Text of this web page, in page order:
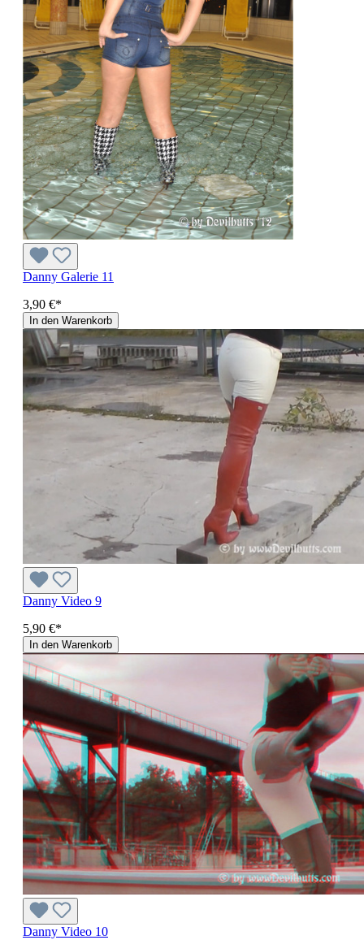
Danny Galerie 11
3,90 €*
In den Warenkorb
Danny Video 9
5,90 €*
In den Warenkorb
Danny Video 10